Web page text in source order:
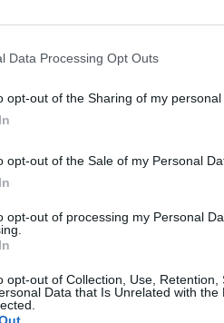
Data Processing Opt Outs
opt-out of the Sharing of my personal
opt-out of the Sale of my Personal
opt-out of processing my Personal
opt-out of Collection, Use, Retention,
Data that Is Unrelated with the
της απόφασης του
αν θα δεχθεί να εξετάσει
εφαρμογή της απόφασης
την άνοιξη.